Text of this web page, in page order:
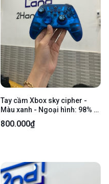
Tay cầm Xbox sky cipher -
Màu xanh - Ngoại hình: 98% -
Box
800.000₫